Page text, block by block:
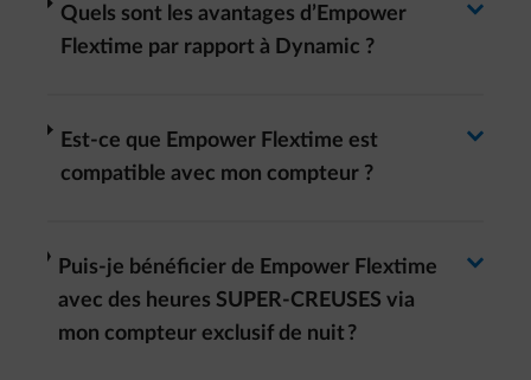
Quels sont les avantages d’Empower
Flextime par rapport à Dynamic ?
arrow-right
Est-ce que Empower Flextime est
compatible avec mon compteur ?
arrow-right
Puis-je bénéficier de Empower Flextime
avec des heures SUPER-CREUSES via
mon compteur exclusif de nuit ?
arrow-right